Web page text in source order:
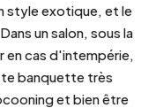
style exotique, et le
un salon, sous la
en cas d'intempérie,
banquette très
et bien être